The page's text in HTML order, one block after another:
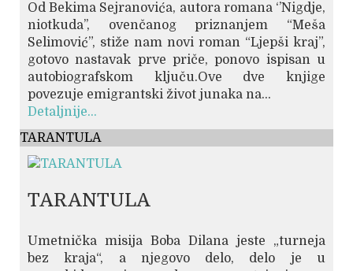
Od Bekima Sejranovića, autora romana ‘’Nigdje,
niotkuda’’, ovenčanog priznanjem “Meša
Selimović”, stiže nam novi roman “Ljepši kraj”,
gotovo nastavak prve priče, ponovo ispisan u
autobiografskom ključu.Ove dve knjige
povezuje emigrantski život junaka na...
Detaljnije...
TARANTULA
TARANTULA
Umetnička misija Boba Dilana jeste „turneja
bez kraja“, a njegovo delo, delo je u